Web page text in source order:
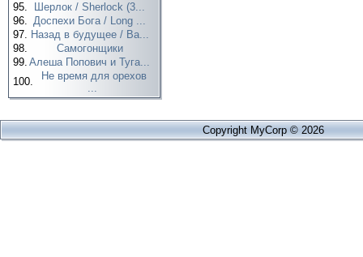
95.
Шерлок / Sherlock (3...
96. Доспехи Бога / Long ...
97. Назад в будущее / Ba...
98.
Самогонщики
99. Алеша Попович и Туга...
100.
Не время для орехов
...
Copyright MyCorp © 2026